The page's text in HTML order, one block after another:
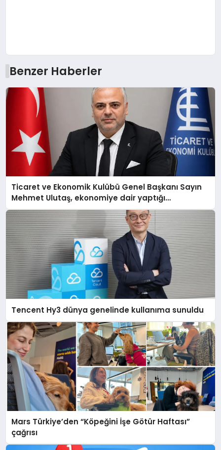
Benzer Haberler
Ticaret ve Ekonomik Kulübü Genel Başkanı Sayın
Mehmet Ulutaş, ekonomiye dair yaptığı
açıklamada şunları kaydetti:
Tencent Hy3 dünya genelinde kullanıma sunuldu
Mars Türkiye’den “Köpeğini İşe Götür Haftası”
çağrısı